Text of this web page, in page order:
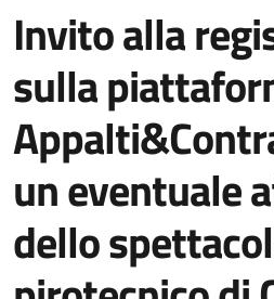
Invito alla
sulla
un eventuale
dello